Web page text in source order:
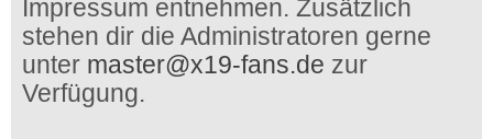
Impressum entnehmen. Zusätzlich
stehen dir die Administratoren gerne
unter master@x19-fans.de zur
Verfügung.